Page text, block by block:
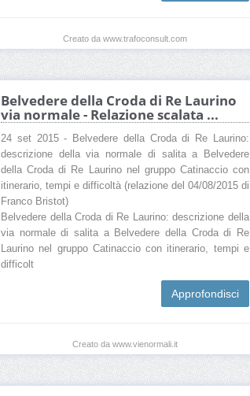
Creato da www.trafoconsult.com
Belvedere della Croda di Re Laurino
via normale - Relazione scalata ...
24 set 2015 - Belvedere della Croda di Re Laurino:
descrizione della via normale di salita a Belvedere
della Croda di Re Laurino nel gruppo Catinaccio con
itinerario, tempi e difficoltà (relazione del 04/08/2015 di
Franco Bristot)
Belvedere della Croda di Re Laurino: descrizione della
via normale di salita a Belvedere della Croda di Re
Laurino nel gruppo Catinaccio con itinerario, tempi e
difficolt
Approfondisci
Creato da www.vienormali.it